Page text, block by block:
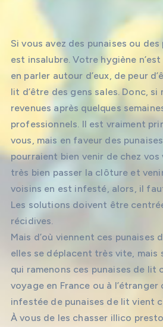
Si vous avez des punaises ou
est insalubre. Votre hygiène
en parler autour d’eux, de peur
lit d’être des gens sales. Donc,
revenues après quelques
professionnels. Il est vraiment
vous, mais en faveur des
pourraient bien venir de chez
très bien passer la clôture et
voisins en est infesté, alors, il
Les solutions doivent être
récidives.
Mais d’où viennent ces punaises
elles se déplacent très vite, mais
qui ramenons ces punaises de lit
voyage en France ou à
infestée de punaises de lit vient
À vous de les chasser illico